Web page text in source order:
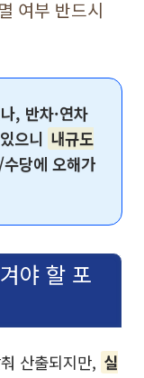
여부 반드시
, 반차·연차
으니 내규도
당에 오해가
야 할 포
산출되지만, 실